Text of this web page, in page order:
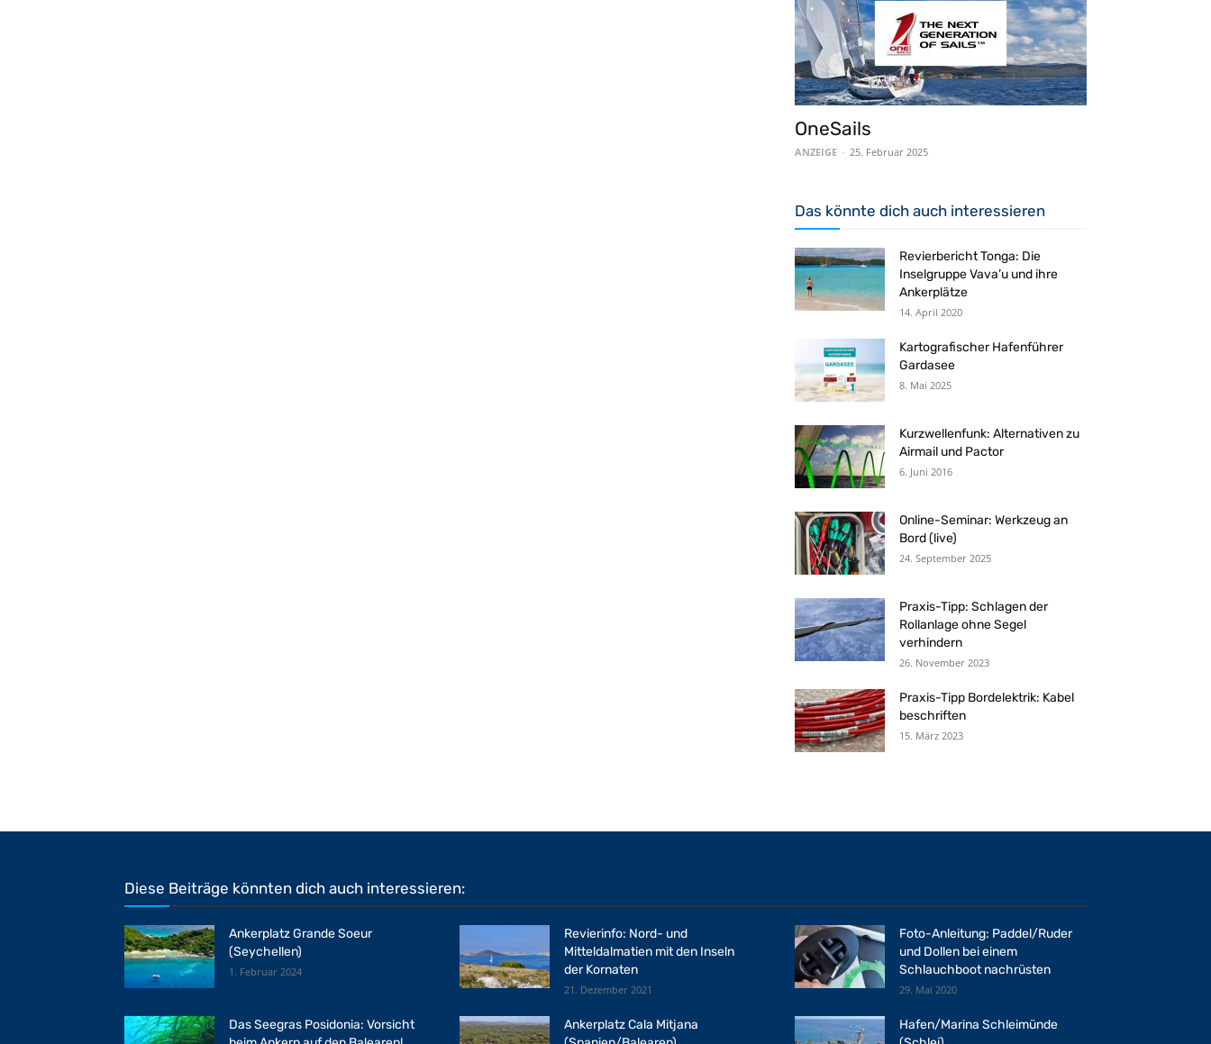
OneSails
ANZEIGE - 25. Februar 2025
Das könnte dich auch interessieren
Revierbericht Tonga: Die
Inselgruppe Vava’u und ihre
Ankerplätze
14. April 2020
Kartografischer Hafenführer
Gardasee
8. Mai 2025
Kurzwellenfunk: Alternativen zu
Airmail und Pactor
6. Juni 2016
Online-Seminar: Werkzeug an
Bord (live)
24. September 2025
Praxis-Tipp: Schlagen der
Rollanlage ohne Segel
verhindern
26. November 2023
Praxis-Tipp Bordelektrik: Kabel
beschriften
15. März 2023
Diese Beiträge könnten dich auch interessieren:
Ankerplatz Grande Soeur
(Seychellen)
1. Februar 2024
Revierinfo: Nord- und
Mitteldalmatien mit den Inseln
der Kornaten
21. Dezember 2021
Foto-Anleitung: Paddel/Ruder
und Dollen bei einem
Schlauchboot nachrüsten
29. Mai 2020
Das Seegras Posidonia: Vorsicht
Ankerplatz Cala Mitjana
Hafen/Marina Schleimünde